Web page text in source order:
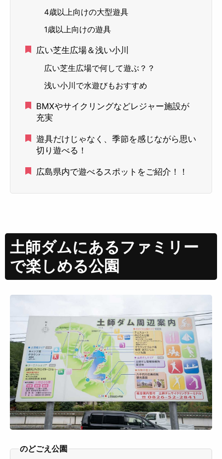
4歳以上向けの大型遊具
1歳以上向けの遊具
広い芝生広場＆浅い小川
広い芝生広場で何して遊ぶ？？
浅い小川で水遊びもおすすめ
BMXやサイクリングなどレジャー施設が
充実
遊具だけじゃなく、季節を感じながら思い
切り遊べる！
広島県内で遊べるスポットをご紹介！！
土師ダムにあるファミリー
で楽しめる公園
のどごえ公園